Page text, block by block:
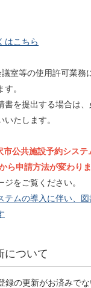
はこちら
室等の使用許可業務
。
を提出する場合は
たします。
公共施設予約システ
申請方法が変わりま
をご覧ください。
テムの導入に伴い、
について
の更新がお済みでな